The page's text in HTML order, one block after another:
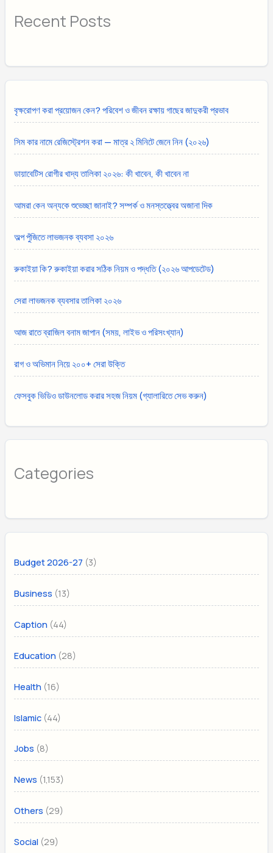
Recent Posts
বৃক্ষরোপণ করা প্রয়োজন কেন? পরিবেশ ও জীবন রক্ষায় গাছের জাদুকরী প্রভাব
সিম কার নামে রেজিস্ট্রেশন করা — মাত্র ২ মিনিটে জেনে নিন (২০২৬)
ডায়াবেটিস রোগীর খাদ্য তালিকা ২০২৬: কী খাবেন, কী খাবেন না
আমরা কেন অন্যকে শুভেচ্ছা জানাই? সম্পর্ক ও মনস্তত্ত্বের অজানা দিক
অল্প পুঁজিতে লাভজনক ব্যবসা ২০২৬
রুকাইয়া কি? রুকাইয়া করার সঠিক নিয়ম ও পদ্ধতি (২০২৬ আপডেটেড)
সেরা লাভজনক ব্যবসার তালিকা ২০২৬
আজ রাতে ব্রাজিল বনাম জাপান (সময়, লাইভ ও পরিসংখ্যান)
রাগ ও অভিমান নিয়ে ২০০+ সেরা উক্তি
ফেসবুক ভিডিও ডাউনলোড করার সহজ নিয়ম (গ্যালারিতে সেভ করুন)
Categories
Budget 2026-27 (3)
Business (13)
Caption (44)
Education (28)
Health (16)
Islamic (44)
Jobs (8)
News (1,153)
Others (29)
Social (29)